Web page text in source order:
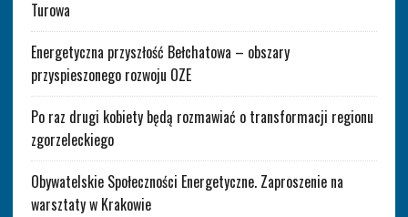
Turowa
Energetyczna przyszłość Bełchatowa – obszary
przyspieszonego rozwoju OZE
Po raz drugi kobiety będą rozmawiać o transformacji regionu
zgorzeleckiego
Obywatelskie Społeczności Energetyczne. Zaproszenie na
warsztaty w Krakowie